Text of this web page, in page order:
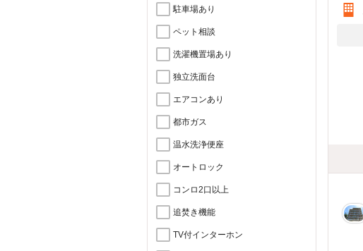
駐車場あり
ペット相談
洗濯機置場あり
独立洗面台
エアコンあり
都市ガス
温水洗浄便座
オートロック
コンロ2口以上
追焚き機能
TV付インターホン